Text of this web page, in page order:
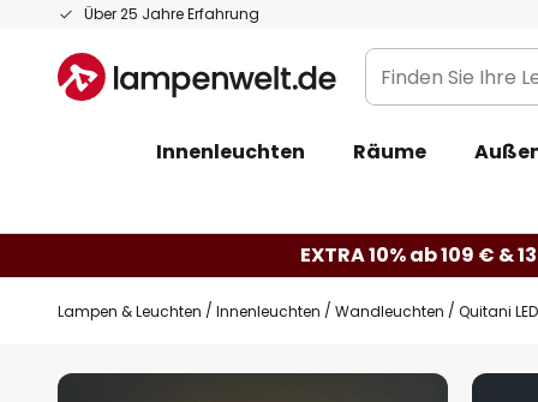
Über 25 Jahre Erfahrung
Zum
springen
Finden
Sie
Leuchte...
Innenleuchten Räume
EXTRA 10% ab 109 € &
Lampen & Leuchten Innenleuchten Wandleuchten Quitani
Zum